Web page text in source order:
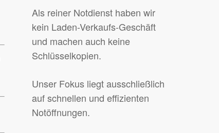
Als reiner Notdienst haben wir
kein Laden-Verkaufs-Geschäft
und machen auch keine
Schlüsselkopien.
Unser Fokus liegt ausschließlich
auf schnellen und effizienten
Notöffnungen.